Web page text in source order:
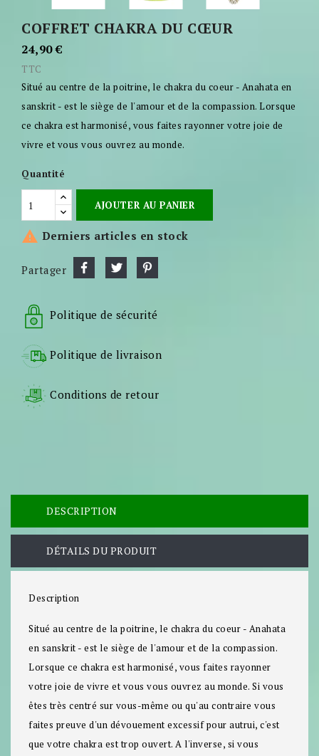
COFFRET CHAKRA DU CŒUR
24,90 €
TTC
Situé au centre de la poitrine, le chakra du coeur - Anahata en
sanskrit - est le siège de l'amour et de la compassion. Lorsque
ce chakra est harmonisé, vous faites rayonner votre joie de
vivre et vous vous ouvrez au monde.
Quantité
AJOUTER AU PANIER
 Derniers articles en stock
Partager
Politique de sécurité
Politique de livraison
Conditions de retour
DESCRIPTION
DÉTAILS DU PRODUIT
Description
Situé au centre de la poitrine, le chakra du coeur - Anahata
en sanskrit - est le siège de l'amour et de la compassion.
Lorsque ce chakra est harmonisé, vous faites rayonner
votre joie de vivre et vous vous ouvrez au monde. Si vous
êtes très centré sur vous-même ou qu'au contraire vous
faites preuve d'un dévouement excessif pour autrui, c'est
que votre chakra est trop ouvert. A l'inverse, si vous